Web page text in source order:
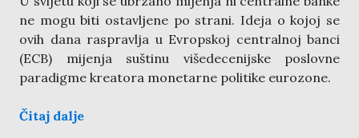
ne mogu biti ostavljene po strani. Ideja o kojoj se
ovih dana raspravlja u Evropskoj centralnoj banci
(ECB) mijenja suštinu višedecenijske poslovne
paradigme kreatora monetarne politike eurozone.
Čitaj dalje